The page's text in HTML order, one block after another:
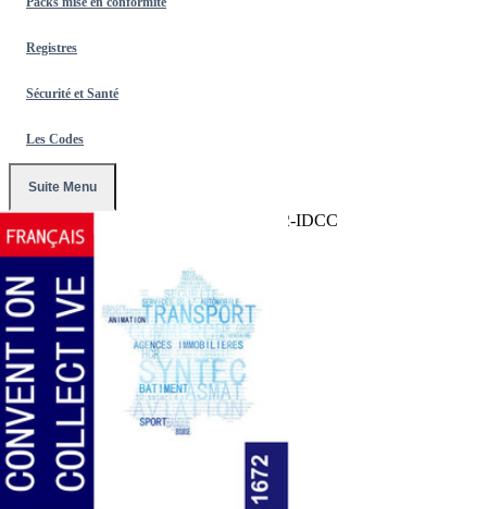
Registres
Sécurité et Santé
Les Codes
Suite Menu
Conventions Collectives 1672-IDCC